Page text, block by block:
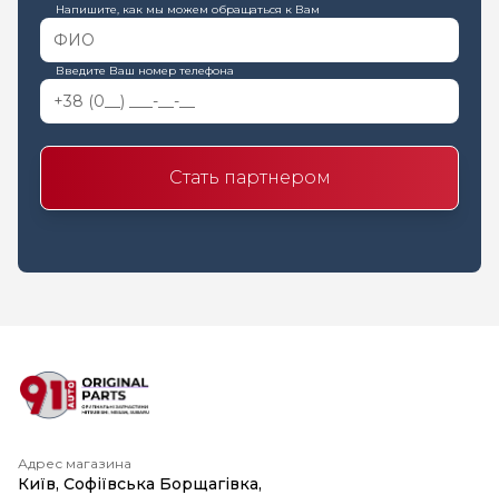
Напишите, как мы можем обращаться к Вам
Введите Ваш номер телефона
Стать партнером
Адрес магазина
Київ, Софіївська Борщагівка,